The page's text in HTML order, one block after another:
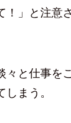
！」と注意
々と仕事を
まう。